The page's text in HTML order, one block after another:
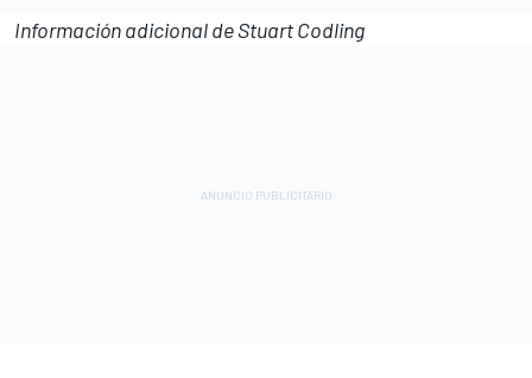
Información adicional de Stuart Codling